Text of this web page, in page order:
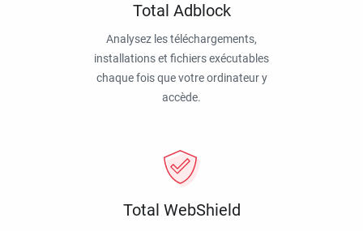
Total Adblock
Analysez les téléchargements,
installations et fichiers exécutables
chaque fois que votre ordinateur y
accède.
Total WebShield